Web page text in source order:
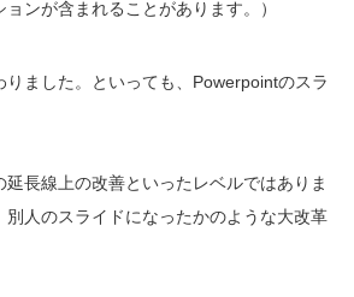
ョンが含まれることがあります。）
りました。といっても、Powerpointのスラ
長線上の改善といったレベルではありま
別人のスライドになったかのような大改革